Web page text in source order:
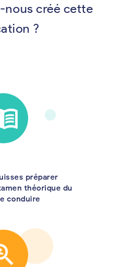
nous créé cette
?
préparer
théorique du
conduire